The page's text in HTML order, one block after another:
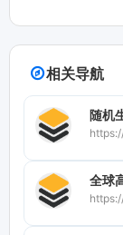
相关导航
随机
全球